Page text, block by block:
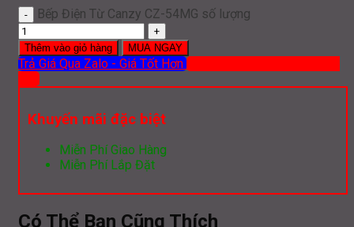
Bếp Điện Từ Canzy CZ-54MG số lượng
Thêm vào giỏ hàng MUA NGAY
Trả Giá Qua Zalo - Giá Tốt Hơn Mua hàng qua ĐT: 0919 386
012
Khuyến mãi đặc biệt
Miễn Phí Giao Hàng
Miễn Phí Lắp Đặt
Có Thể Bạn Cũng Thích